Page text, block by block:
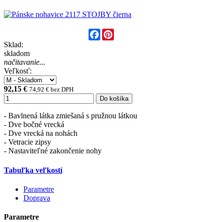
Facebook
Sklad:
skladom
načitavanie...
Veľkosť:
92,15 € 74,92 € bez DPH
Do košíka
- Bavlnená látka zmiešaná s pružnou látkou
- Dve bočné vrecká
- Dve vrecká na nohách
- Vetracie zipsy
- Nastaviteľné zakončenie nohy
Tabuľka veľkostí
Parametre
Doprava
Parametre